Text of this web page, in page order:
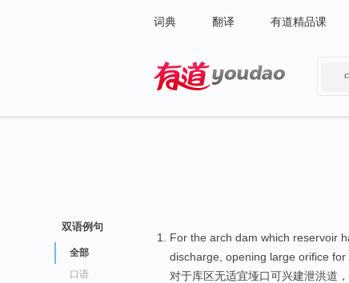
词典 翻译 有道精品课
双语例句
全部
口语
For the arch dam which reservoir
discharge opening large orifice for
对于库区无适宜垭口可兴建泄洪道，